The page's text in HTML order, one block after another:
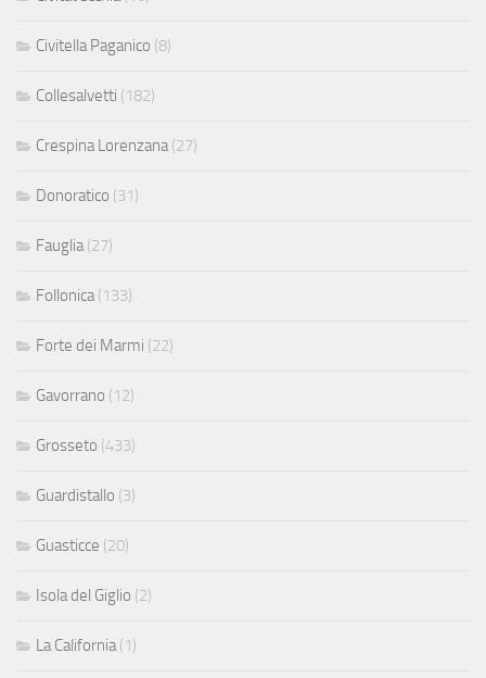
Civitella Paganico (8)
Collesalvetti (182)
Crespina Lorenzana (27)
Donoratico (31)
Fauglia (27)
Follonica (133)
Forte dei Marmi (22)
Gavorrano (12)
Grosseto (433)
Guardistallo (3)
Guasticce (20)
Isola del Giglio (2)
La California (1)